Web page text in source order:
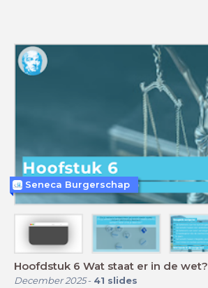
Hoofdstuk 6 Wat staat er in de wet?
December 2025- 41 slides
Seneca Burgerschap